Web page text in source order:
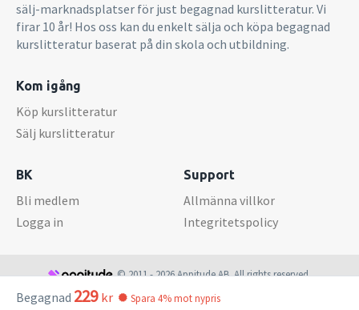
Begagnad 229kr Spara 4% mot nypris
sälj-marknadsplatser för just begagnad kurslitteratur. Vi
firar 10 år! Hos oss kan du enkelt sälja och köpa begagnad
kurslitteratur baserat på din skola och utbildning.
Kom igång
Köp kurslitteratur
Sälj kurslitteratur
BK
Bli medlem
Logga in
Support
Allmänna villkor
Integritetspolicy
© 2011 - 2026 Appitude AB. All rights reserved.